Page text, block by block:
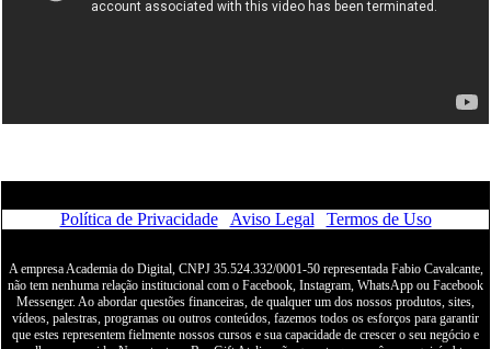
Política de Privacidade| Aviso Legal Termos de Uso
A empresa Academia do Digital, CNPJ 35.524.332/0001-50 representada Fabio Cavalcante,
não tem nenhuma relação institucional com o Facebook, Instagram, WhatsApp ou Facebook
Messenger. Ao abordar questões financeiras, de qualquer um dos nossos produtos, sites,
vídeos, palestras, programas ou outros conteúdos, fazemos todos os esforços para garantir
que estes representem fielmente nossos cursos e sua capacidade de crescer o seu negócio e